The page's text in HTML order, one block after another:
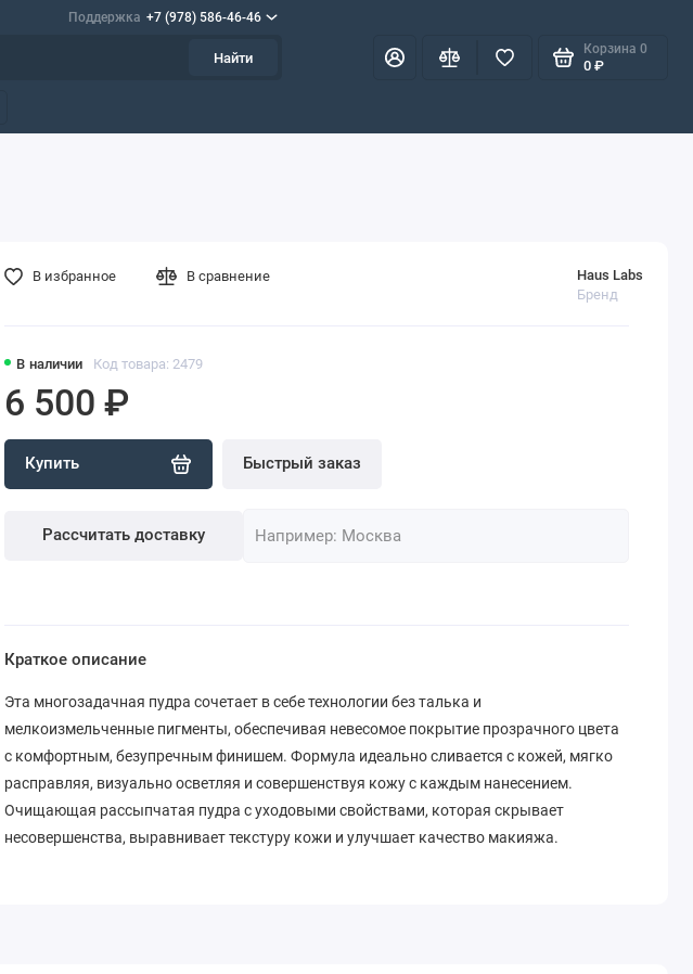
Поддержка +7 (978) 586-46-46
Найти
Корзина 0
0 ₽
В наличии Код товара: 2479
Haus Labs
Бренд
6 500 ₽
Купить Быстрый заказ
Рассчитать доставку
В избранное В сравнение
Краткое описание
Эта многозадачная пудра сочетает в себе технологии без талька и
мелкоизмельченные пигменты, обеспечивая невесомое покрытие прозрачного цвета
с комфортным, безупречным финишем. Формула идеально сливается с кожей, мягко
расправляя, визуально осветляя и совершенствуя кожу с каждым нанесением.
Очищающая рассыпчатая пудра с уходовыми свойствами, которая скрывает
несовершенства, выравнивает текстуру кожи и улучшает качество макияжа.